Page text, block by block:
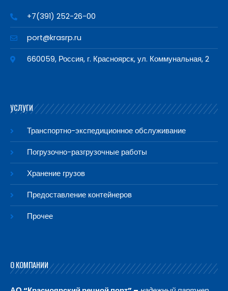
+7(391) 252-26-00
port@krasrp.ru
660059, Россия, г. Красноярск, ул. Коммунальная, 2
УСЛУГИ
Транспортно-экспедиционное обслуживание
Погрузочно-разгрузочные работы
Хранение грузов
Предоставление контейнеров
Прочее
О КОМПАНИИ